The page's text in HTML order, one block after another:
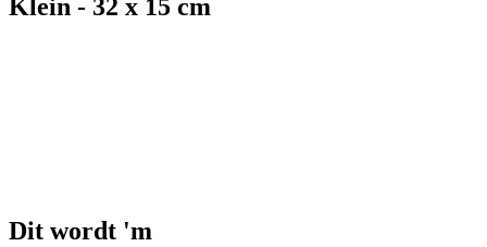
Klein - 32 x 15 cm
Dit wordt 'm